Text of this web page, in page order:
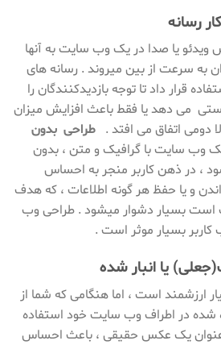
رسانه
ویدئو یا صدا در یک وب سایت به آنها
به سرعت از بین میروند . رسانه های
قرار داد تا توجه بازدیدکنندگان را
می دهد یا فقط باعث افزایش میزان
دومی اتفاق می افتد . طراحی بدون
وب سایت با گرافیک و متن ، بدون
، در ذهن کاربر منجر به احساس
و یا حفظ هر گونه اطلاعات ، که هدف
است بسیار دشوار میشود . طراحی وب
بسیار موثر است .
یا انبار شده
ارزشمند است ، اما هنگامی که شما از
در اطراف وب سایت خود استفاده
عنوان یک عکس حقیقی ، باعث احساس